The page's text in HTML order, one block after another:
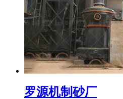
罗源机制砂厂